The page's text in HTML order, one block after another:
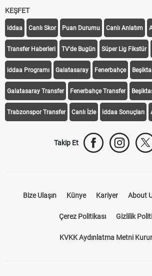
KEŞFET
iddaa Canlı Skor Puan Durumu Canlı Anlatım
Transfer Haberleri TV'de Bugün Süper Lig Fikstür
iddaa Programı Galatasaray Fenerbahçe
Galatasaray Transfer Fenerbahçe Transfer
Trabzonspor Transfer Canlı İzle iddaa Sonuçları
Takip Et
Bize Ulaşın Künye Kariyer About
Çerez Politikası Gizlilik
KVKK Aydınlatma Metni